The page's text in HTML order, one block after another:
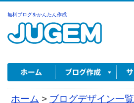
無料ブログをかんたん作成
ホーム > ブログデザイン一覧